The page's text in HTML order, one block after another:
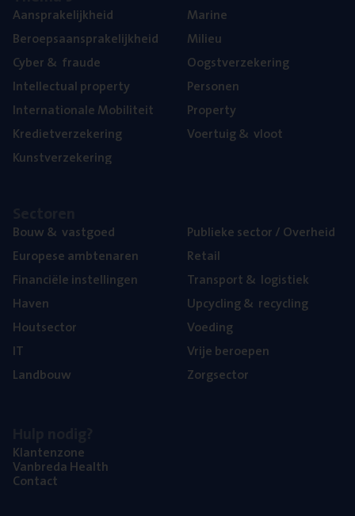
Aan­spra­ke­lijk­heid
Beroeps­aan­spra­ke­lijk­heid
Cyber& fraude
Intel­lec­tu­al property
Inter­na­ti­o­na­le Mobiliteit
Kre­diet­ver­ze­ke­ring
Kunst­ver­ze­ke­ring
Mari­ne
Mili­eu
Oogst­ver­ze­ke­ring
Per­so­nen
Pro­per­ty
Voer­tuig& vloot
Bouw& vastgoed
Euro­pe­se ambtenaren
Finan­ci­ë­le instellingen
Haven
Hout­sec­tor
IT
Land­bouw
Publie­ke sec­tor / Overheid
Retail
Trans­port& logistiek
Upcy­cling& recycling
Voe­ding
Vrije beroe­pen
Zorg­sec­tor
Klan­ten­zo­ne
Van­b­re­da Health
Con­tact